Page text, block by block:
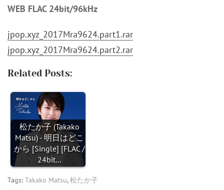
WEB FLAC 24bit/96kHz
jpop.xyz_2017Mra9624.part1.rar
jpop.xyz_2017Mra9624.part2.rar
Related Posts:
松たか子 (Takako
Matsu) - 明日はどこ
から [Single] [FLAC /
24bit…
Tags: Takako Matsu,松たか子